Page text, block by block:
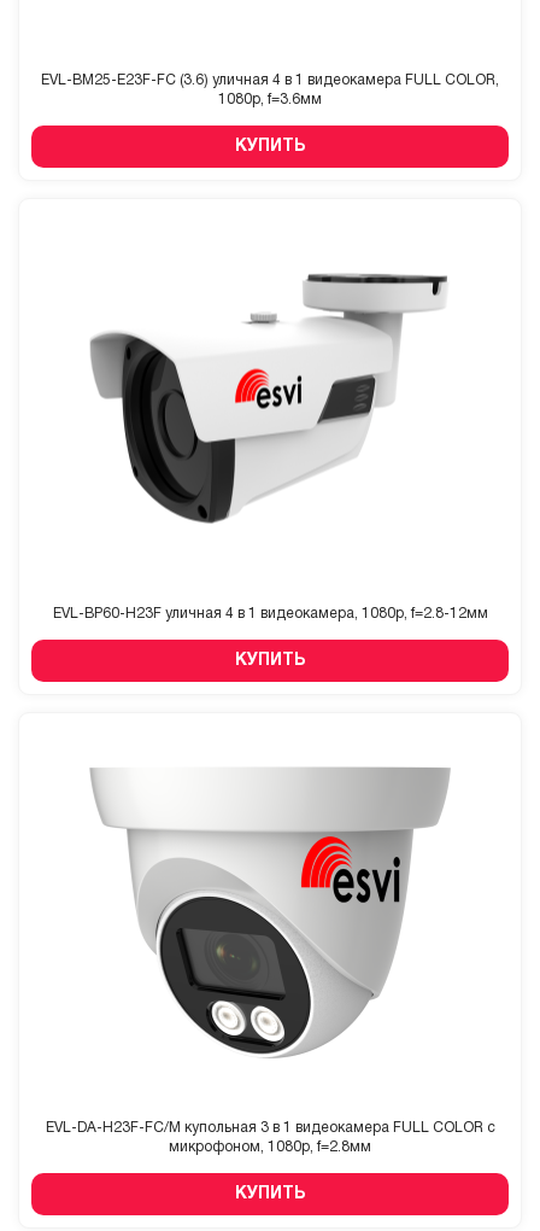
EVL-BM25-E23F-FC (3.6) уличная 4 в 1 видеокамера FULL COLOR,
1080p, f=3.6мм
КУПИТЬ
EVL-BP60-H23F уличная 4 в 1 видеокамера, 1080p, f=2.8-12мм
КУПИТЬ
EVL-DA-H23F-FC/M купольная 3 в 1 видеокамера FULL COLOR с
микрофоном, 1080p, f=2.8мм
КУПИТЬ